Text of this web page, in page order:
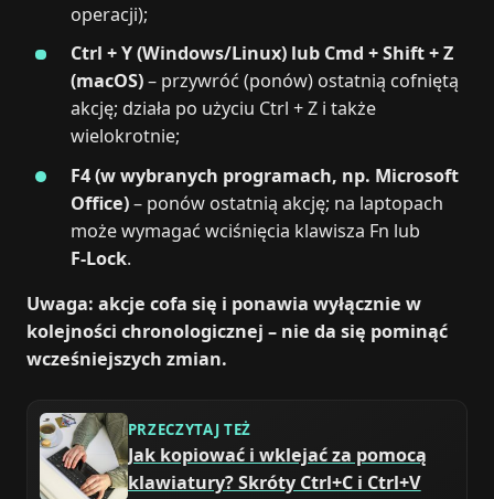
operacji);
Ctrl + Y (Windows/Linux) lub Cmd + Shift + Z
(macOS)– przywróć (ponów) ostatnią cofniętą
akcję; działa po użyciu Ctrl + Z i także
wielokrotnie;
F4 (w wybranych programach, np. Microsoft
Office)– ponów ostatnią akcję; na laptopach
może wymagać wciśnięcia klawisza Fn lub
F‑Lock.
Uwaga: akcje cofa się i ponawia wyłącznie w
kolejności chronologicznej – nie da się pominąć
wcześniejszych zmian.
PRZECZYTAJ TEŻ
Jak kopiować i wklejać za pomocą
klawiatury? Skróty Ctrl+C i Ctrl+V